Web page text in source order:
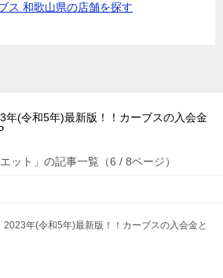
ス 和歌山県の店舗を探す
年(令和5年)最新版！！カーブスの入会金
エット」の記事一覧（6 / 8ページ）
年(令和5年)最新版！！カーブスの入会金と